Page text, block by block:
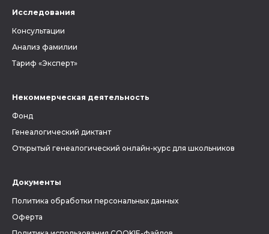
Исследования
Консультации
Анализ фамилии
Тариф «Эксперт»
Некоммерческая деятельность
Фонд
Генеалогический диктант
Открытый генеалогический онлайн-курс для школьников
Документы
Политика обработки персональных данных
Оферта